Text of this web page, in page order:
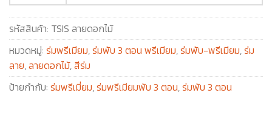
รหัสสินค้า: TSIS ลายดอกไม้
หมวดหมู่: ร่มพรีเมียม,ร่มพับ 3 ตอน พรีเมียม,ร่มพับ-พรีเมียม,ร่ม
ลาย,ลายดอกไม้,สีร่ม
ป้ายกำกับ: ร่มพรีเมี่ยม,ร่มพรีเมียมพับ 3 ตอน,ร่มพับ 3 ตอน